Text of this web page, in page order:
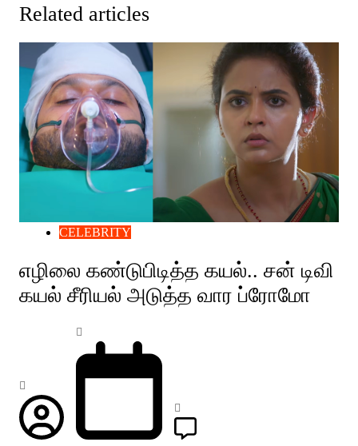
Related articles
CELEBRITY
எழிலை கண்டுபிடித்த கயல்.. சன் டிவி
கயல் சீரியல் அடுத்த வார ப்ரோமோ